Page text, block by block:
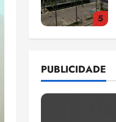
5
PUBLICIDADE